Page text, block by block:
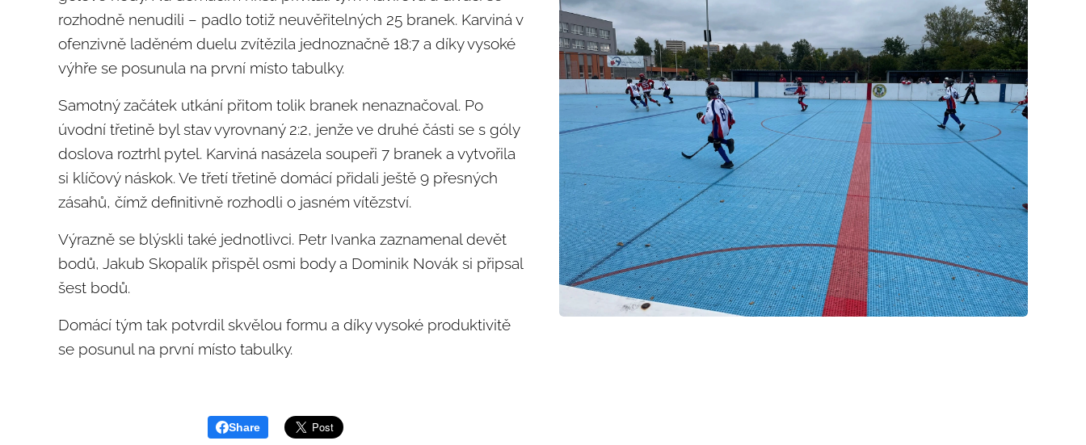
rozhodně nenudili – padlo totiž neuvěřitelných 25 branek. Karviná v
ofenzivně laděném duelu zvítězila jednoznačně 18:7 a díky vysoké
výhře se posunula na první místo tabulky.
Samotný začátek utkání přitom tolik branek nenaznačoval. Po
úvodní třetině byl stav vyrovnaný 2:2, jenže ve druhé části se s góly
doslova roztrhl pytel. Karviná nasázela soupeři 7 branek a vytvořila
si klíčový náskok. Ve třetí třetině domácí přidali ještě 9 přesných
zásahů, čímž definitivně rozhodli o jasném vítězství.
Výrazně se blýskli také jednotlivci. Petr Ivanka zaznamenal devět
bodů, Jakub Skopalík přispěl osmi body a Dominik Novák si připsal
šest bodů.
Domácí tým tak potvrdil skvělou formu a díky vysoké produktivitě
se posunul na první místo tabulky.
Share